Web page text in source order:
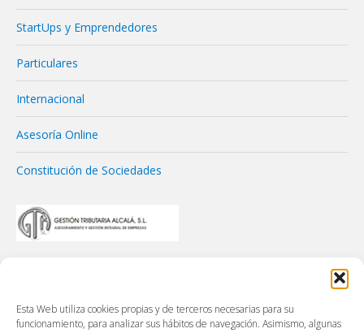
Esta Web utiliza cookies propias y de terceros necesarias para su
funcionamiento, para analizar sus hábitos de navegación. Asimismo, algunas
StartUps y Emprendedores
Particulares
Internacional
Asesoría Online
Constitución de Sociedades